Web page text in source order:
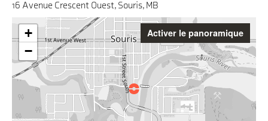
16 Avenue Crescent Ouest, Souris, MB
Attention
Cette
carte
interactive
peut
des
défis
+
−
Activer le panoramique